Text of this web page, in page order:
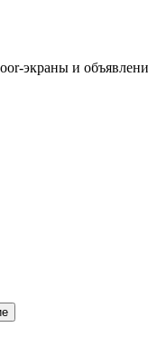
экраны и